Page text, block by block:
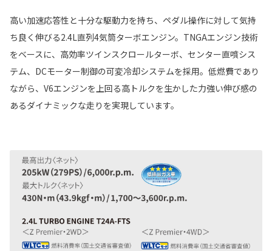
高い加速応答性と十分な駆動力を持ち、ペダル操作に対して気持
ち良く伸びる2.4L直列4気筒ターボエンジン。TNGAエンジン技術
をベースに、高効率ツインスクロールターボ、センター直噴シス
テム、DCモーター制御の可変冷却システムを採用。低燃費であり
ながら、V6エンジンを上回る高トルクを生かした力強い伸び感の
あるダイナミックな走りを実現しています。